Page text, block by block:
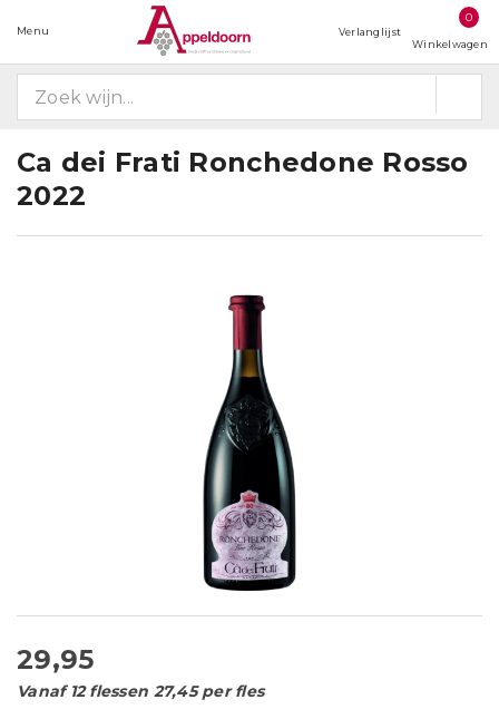
Menu Verlanglijst
0
Winkelwagen
Ca dei Frati Ronchedone Rosso
2022
29,95
Vanaf 12 flessen 27,45 per fles